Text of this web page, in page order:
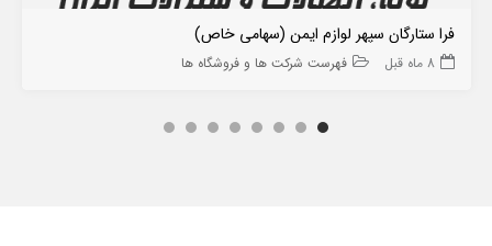
فرا ستارگان سپهر لوازم ایمن (سهامی خاص)
8 ماه قبل فهرست شرکت ها و فروشگاه ها